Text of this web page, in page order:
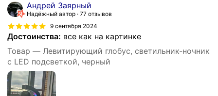
Андрей Заярный
Надёжный автор 77 отзывов
9 сентября 2024
Достоинства: все как на картинке
Товар — Левитирующий глобус, светильник-ночник
с LED подсветкой, черный